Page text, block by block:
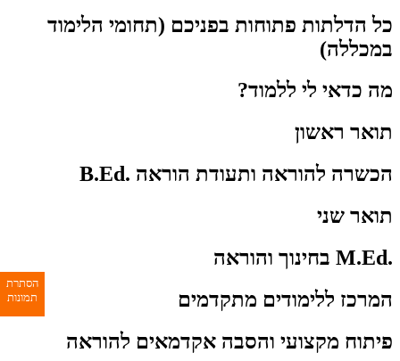
כל הדלתות פתוחות בפניכם (תחומי הלימוד
במכללה)
מה כדאי לי ללמוד?
תואר ראשון
הכשרה להוראה ותעודת הוראה .B.Ed
תואר שני
.M.Ed בחינוך והוראה
המרכז ללימודים מתקדמים
פיתוח מקצועי והסבה אקדמאים להוראה
הסתרת
תמונות